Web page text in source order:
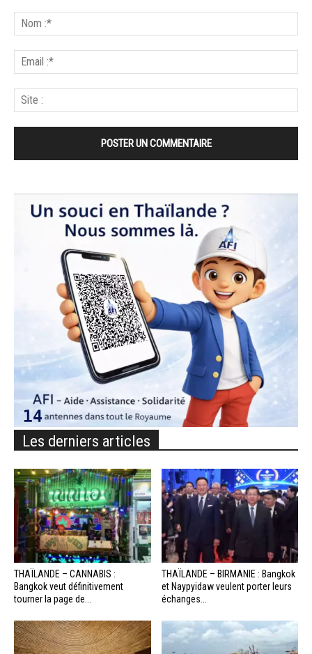
Les derniers articles
THAÏLANDE – CANNABIS :
Bangkok veut définitivement
tourner la page de...
THAÏLANDE – BIRMANIE : Bangkok
et Naypyidaw veulent porter leurs
échanges...